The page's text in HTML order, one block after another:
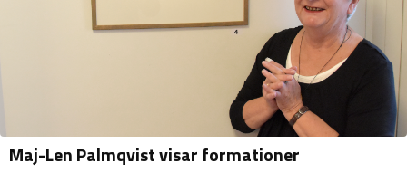
Maj-Len Palmqvist visar formationer